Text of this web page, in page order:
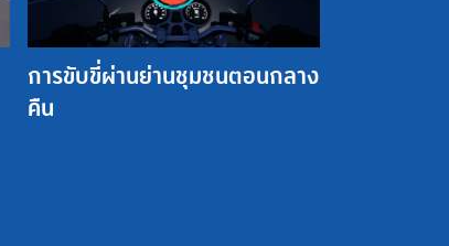
การขับขี่ผ่านย่านชุมชนตอนกลาง
คืน